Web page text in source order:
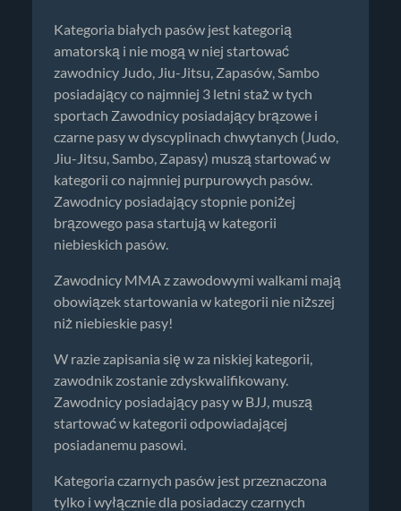
Kategoria białych pasów jest kategorią
amatorską i nie mogą w niej startować
zawodnicy Judo, Jiu-Jitsu, Zapasów, Sambo
posiadający co najmniej 3 letni staż w tych
sportach Zawodnicy posiadający brązowe i
czarne pasy w dyscyplinach chwytanych (Judo,
Jiu-Jitsu, Sambo, Zapasy) muszą startować w
kategorii co najmniej purpurowych pasów.
Zawodnicy posiadający stopnie poniżej
brązowego pasa startują w kategorii
niebieskich pasów.
Zawodnicy MMA z zawodowymi walkami mają
obowiązek startowania w kategorii nie niższej
niż niebieskie pasy!
W razie zapisania się w za niskiej kategorii,
zawodnik zostanie zdyskwalifikowany.
Zawodnicy posiadający pasy w BJJ, muszą
startować w kategorii odpowiadającej
posiadanemu pasowi.
Kategoria czarnych pasów jest przeznaczona
tylko i wyłącznie dla posiadaczy czarnych